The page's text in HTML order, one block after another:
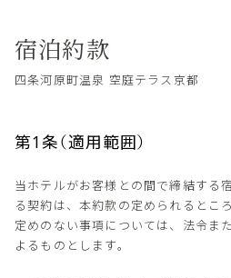
宿泊約款
四条河原町温泉 空庭テラス京都
第1条（適用範囲）
当ホテルがお客様との間で締結する
る契約は、本約款の定められるとこ
定めのない事項については、法令ま
よるものとします。